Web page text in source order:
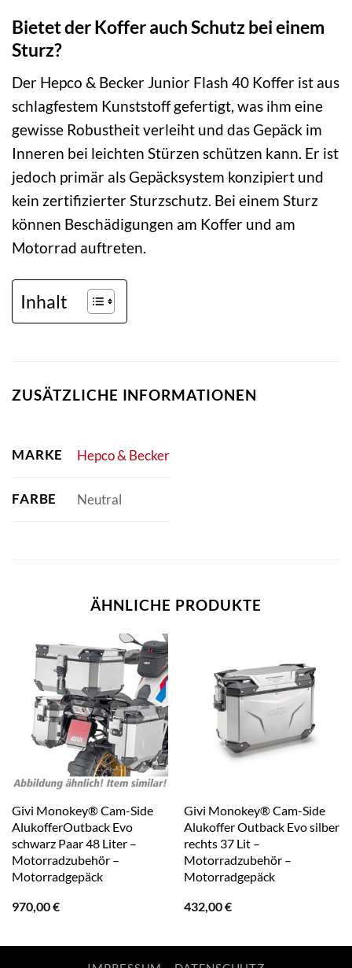
Bietet der Koffer auch Schutz bei einem
Sturz?
Der Hepco & Becker Junior Flash 40 Koffer ist aus
schlagfestem Kunststoff gefertigt, was ihm eine
gewisse Robustheit verleiht und das Gepäck im
Inneren bei leichten Stürzen schützen kann. Er ist
jedoch primär als Gepäcksystem konzipiert und
kein zertifizierter Sturzschutz. Bei einem Sturz
können Beschädigungen am Koffer und am
Motorrad auftreten.
Inhalt
ZUSÄTZLICHE INFORMATIONEN
MARKE Hepco & Becker
FARBE Neutral
ÄHNLICHE PRODUKTE
Givi Monokey® Cam-Side
AlukofferOutback Evo
schwarz Paar 48 Liter –
Motorradzubehör –
Motorradgepäck
970,00€
Givi Monokey® Cam-Side
Alukoffer Outback Evo silber
rechts 37 Lit –
Motorradzubehör –
Motorradgepäck
432,00€